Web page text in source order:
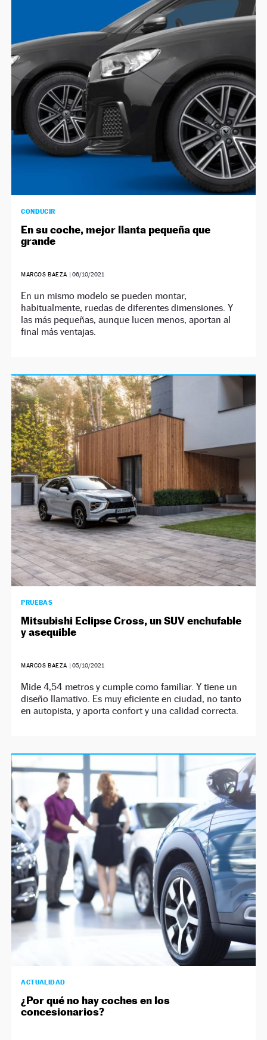
SÍGUENOS
CONDUCIR
En su coche, mejor llanta pequeña que
grande
MARCOS BAEZA | 06/10/2021
En un mismo modelo se pueden montar,
habitualmente, ruedas de diferentes dimensiones. Y
las más pequeñas, aunque lucen menos, aportan al
final más ventajas.
PRUEBAS
Mitsubishi Eclipse Cross, un SUV enchufable
y asequible
MARCOS BAEZA | 05/10/2021
Mide 4,54 metros y cumple como familiar. Y tiene un
diseño llamativo. Es muy eficiente en ciudad, no tanto
en autopista, y aporta confort y una calidad correcta.
ACTUALIDAD
¿Por qué no hay coches en los
concesionarios?